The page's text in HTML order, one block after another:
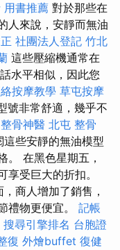
用書推薦 對於那些在
人來說，安靜而無油
社團法人登記 竹北
這些壓縮機通常在
水平相似，因此您
按摩教學 草屯按摩
號非常舒適，幾乎不
骨神醫 北屯 整骨
些安靜的無油模型
。 在黑色星期五，
受巨大的折扣。
商人增加了銷售，
禮物更便宜。 記帳
搜尋引擎排名 台胞證
復 外燴buffet 復健